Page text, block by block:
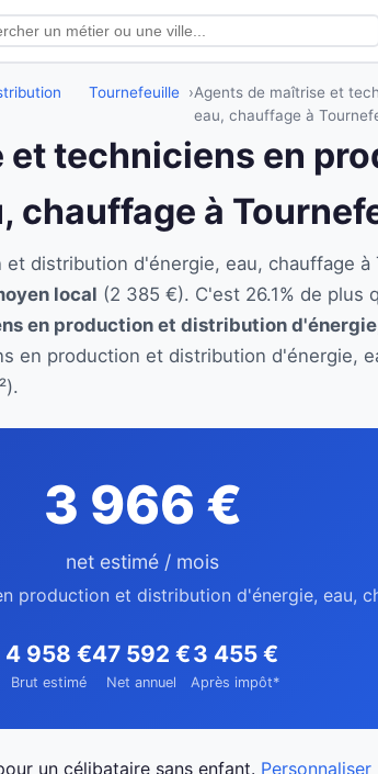
Tournefeuille
Agents de maîtrise et
eau, chauffage à
et techniciens en
chauffage à
distribution d'énergie, eau, chauffage
local (2 385 €). C'est 26.1% de plus
en production et distribution
en production et distribution d'énergie,
3 966 €
net estimé / mois
production et distribution d'énergie, eau,
4 958 €
Brut estimé
47 592 €
Net annuel
3 455 €
Après impôt*
un célibataire sans enfant.